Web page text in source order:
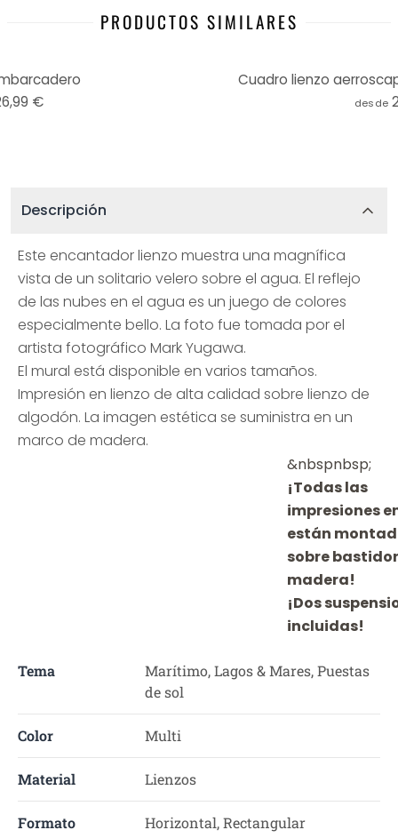
PRODUCTOS SIMILARES
€
Cuadro lienzo
desde
Descripción
Este encantador lienzo muestra una magnífica
vista de un solitario velero sobre el agua. El reflejo
de las nubes en el agua es un juego de colores
especialmente bello. La foto fue tomada por el
artista fotográfico Mark Yugawa.
El mural está disponible en varios tamaños.
Impresión en lienzo de alta calidad sobre lienzo de
algodón. La imagen estética se suministra en un
marco de madera.
&nbspnbsp;
¡Todas las
impresiones
están
sobre
madera!
¡Dos
incluidas!
Tema
Marítimo, Lagos & Mares, Puestas
de sol
Color Multi
Material Lienzos
Formato Horizontal, Rectangular